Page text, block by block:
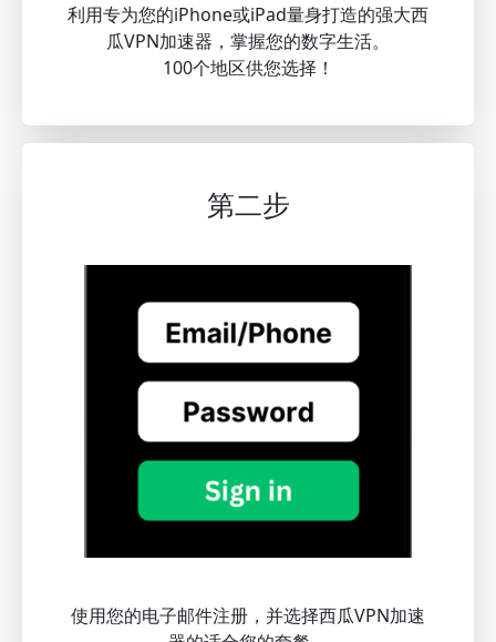
利用专为您的iPhone或iPad量身打造的强大西
瓜VPN加速器，掌握您的数字生活。
100个地区供您选择！
第二步
使用您的电子邮件注册，并选择西瓜VPN加速